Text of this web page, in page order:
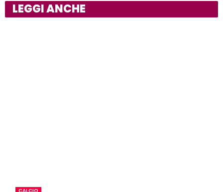
LEGGI ANCHE